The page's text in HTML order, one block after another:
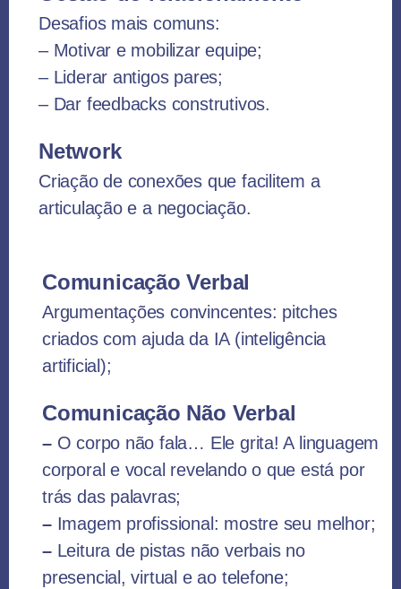
Desafios mais comuns:
– Motivar e mobilizar equipe;
– Liderar antigos pares;
– Dar feedbacks construtivos.
Network
Criação de conexões que facilitem a
articulação e a negociação.
Comunicação Verbal
Argumentações convincentes: pitches
criados com ajuda da IA (inteligência
artificial);
Comunicação Não Verbal
–O corpo não fala… Ele grita! A linguagem
corporal e vocal revelando o que está por
trás das palavras;
–Imagem profissional: mostre seu melhor;
–Leitura de pistas não verbais no
presencial, virtual e ao telefone;